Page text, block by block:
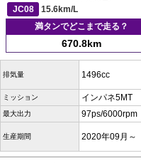
JC08
15.6km/L
満タンでどこまで走る？
670.8km
排気量 1496cc
ミッション インパネ5MT
最大出力 97ps/6000rpm
生産期間 2020年09月～